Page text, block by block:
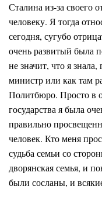
Сталина из-за своего
человеку. Я тогда
сегодня, сугубо
очень развитый была
не значит, что я
министр или как там
Политбюро. Просто в
государства я была
правильно
человек. Кто меня
судьба семьи со
дворянская семья, и
были сосланы, и